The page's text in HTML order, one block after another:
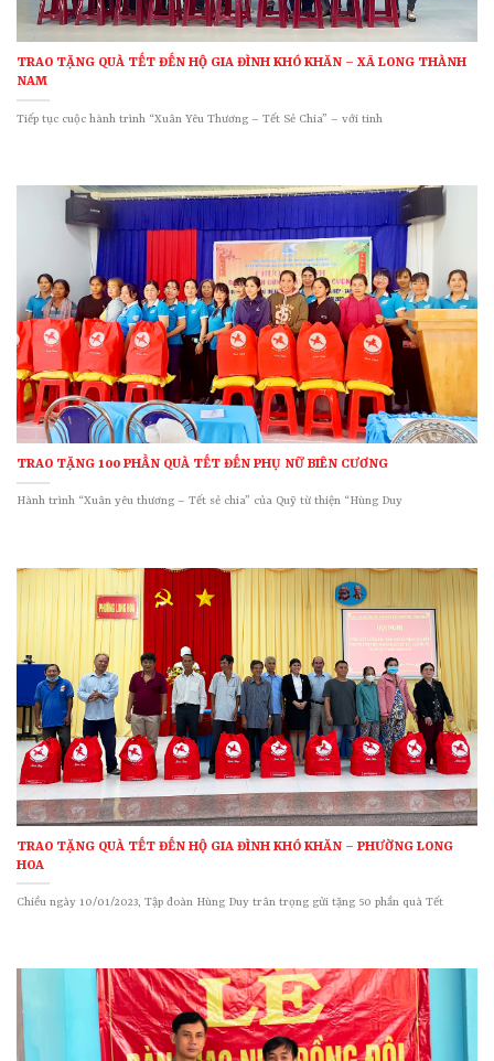
TRAO TẶNG QUÀ TẾT ĐẾN HỘ GIA ĐÌNH KHÓ KHĂN – XÃ LONG THÀNH
NAM
Tiếp tục cuộc hành trình “Xuân Yêu Thương – Tết Sẻ Chia” – với tinh
TRAO TẶNG 100 PHẦN QUÀ TẾT ĐẾN PHỤ NỮ BIÊN CƯƠNG
Hành trình “Xuân yêu thương – Tết sẻ chia” của Quỹ từ thiện “Hùng Duy
TRAO TẶNG QUÀ TẾT ĐẾN HỘ GIA ĐÌNH KHÓ KHĂN – PHƯỜNG LONG
HOA
Chiều ngày 10/01/2023, Tập đoàn Hùng Duy trân trọng gửi tặng 50 phần quà Tết